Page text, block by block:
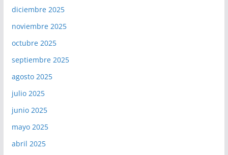
diciembre 2025
noviembre 2025
octubre 2025
septiembre 2025
agosto 2025
julio 2025
junio 2025
mayo 2025
abril 2025